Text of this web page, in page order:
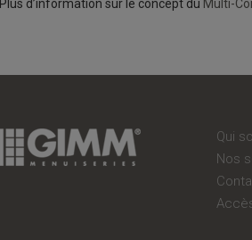
Plus d’information sur le concept du Multi-
Qui
Nos